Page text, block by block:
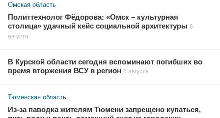
Омская область
Политтехнолог Фёдорова: «Омск – культурная
столица» удачный кейс социальной архитектуры 6
августа
В Курской области сегодня вспоминают погибших во
время вторжения ВСУ в регион 6 августа
Тюменская область
Из-за паводка жителям Тюмени запрещено купаться,